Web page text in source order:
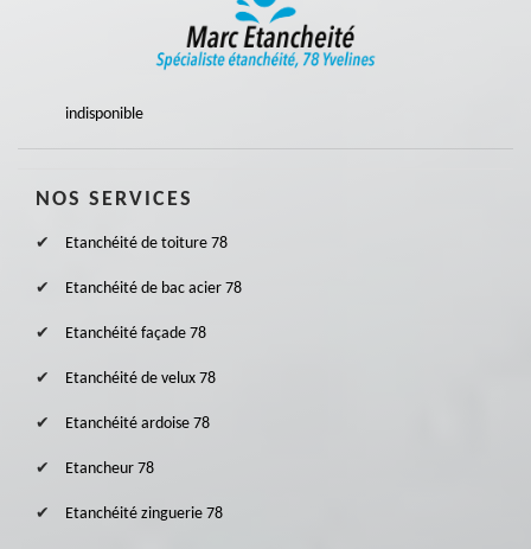
indisponible
NOS SERVICES
Etanchéité de toiture 78
Etanchéité de bac acier 78
Etanchéité façade 78
Etanchéité de velux 78
Etanchéité ardoise 78
Etancheur 78
Etanchéité zinguerie 78